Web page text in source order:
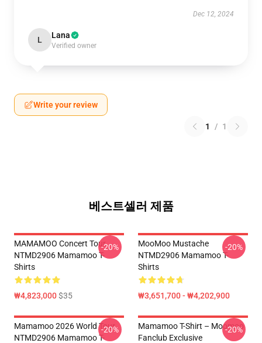
Dec 12, 2024
L Lana
Verified owner
Write your review
1 / 1
베스트셀러 제품
MAMAMOO Concert Tour
NTMD2906 Mamamoo T-
Shirts
₩4,823,000$35
-20%
MooMoo Mustache
NTMD2906 Mamamoo T-
Shirts
₩3,651,700 - ₩4,202,900
-20%
Mamamoo 2026 World Tour
NTMD2906 Mamamoo T-
-20%
Mamamoo T-Shirt – Moomoo
Fanclub Exclusive
-20%